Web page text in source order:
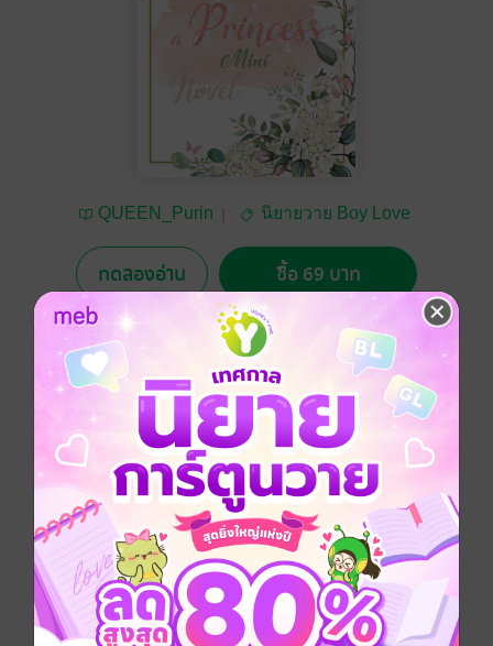
QUEEN_Purin
นิยายวาย Boy Love
ทดลองอ่าน ซื้อ 69 บาท
No Rating
อยากได้ ซื้อเป็นของขวัญ ติดตาม
พระญาติอาลู่ตัดสินใจเลือกชะตากรรมของตนเอง ด้วย
การออกเดินทางตามเสียงหัวใจ ที่อยู่ไกลถึงกรุงลอนดอน
Boy love / Yaoi